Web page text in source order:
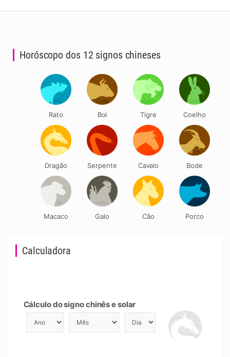
Calculadora
Cálculo do signo chinês e solar
Horóscopo dos 12 signos chineses
Rato Boi Tigre Coelho
Dragão Serpente Cavalo Bode
Macaco Galo Cão Porco